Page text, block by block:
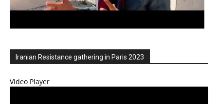
Iranian Resistance gathering in Paris 2023
Video Player